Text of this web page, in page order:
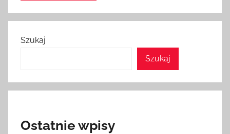
Szukaj
Szukaj
Ostatnie wpisy